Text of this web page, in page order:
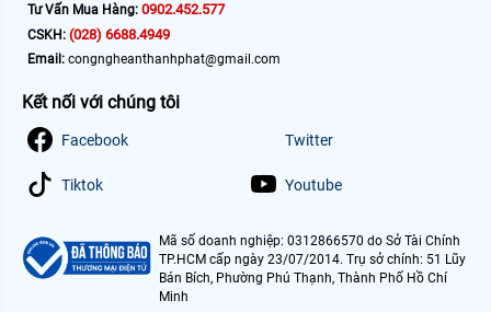
Tư Vấn Mua Hàng: 0902.452.577
CSKH: (028) 6688.4949
Email: congngheanthanhphat@gmail.com
Kết nối với chúng tôi
Facebook Twitter
Tiktok Youtube
Mã số doanh nghiệp: 0312866570 do Sở Tài Chính
TP.HCM cấp ngày 23/07/2014. Trụ sở chính: 51 Lũy
Bán Bích, Phường Phú Thạnh, Thành Phố Hồ Chí
Minh